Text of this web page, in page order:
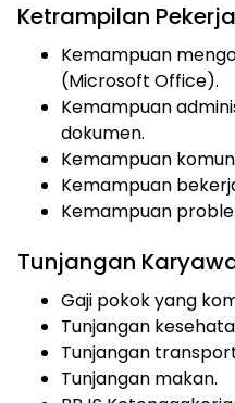
Ketrampilan Pekerja
Kemampuan
(Microsoft Office).
Kemampuan
dokumen.
Kemampuan
Kemampuan
Kemampuan
Tunjangan
Gaji pokok yang
Tunjangan
Tunjangan
Tunjangan makan.